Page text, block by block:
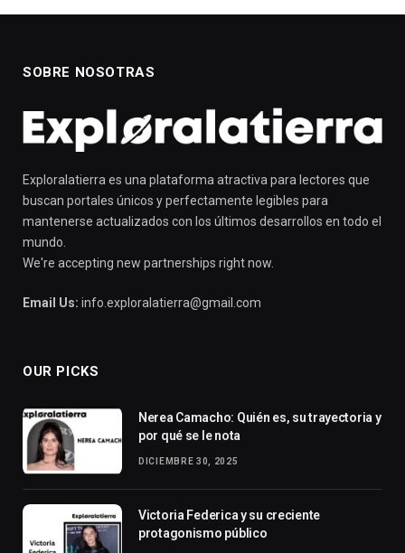
SOBRE NOSOTRAS
Exploralatierra es una plataforma atractiva para lectores que
buscan portales únicos y perfectamente legibles para
mantenerse actualizados con los últimos desarrollos en todo el
mundo.
We're accepting new partnerships right now.
Email Us: info.exploralatierra@gmail.com
OUR PICKS
Nerea Camacho: Quién es, su trayectoria y
por qué se le nota
DICIEMBRE 30, 2025
Victoria Federica y su creciente
protagonismo público